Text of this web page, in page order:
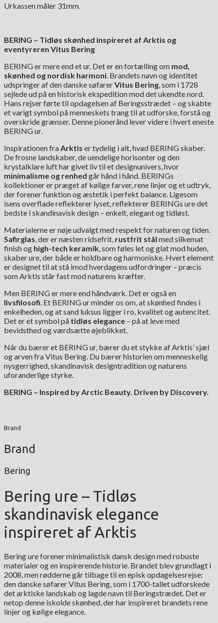
Urkassen måler 31mm.
BERING – Tidløs skønhed inspireret af Arktis og
eventyreren Vitus Bering
BERING er mere end et ur. Det er en fortælling om mod,
skønhed og nordisk harmoni. Brandets navn og identitet
udspringer af den danske søfarerVitus Bering, som i 1728
sejlede ud på en historisk ekspedition mod det ukendte nord.
Hans rejser førte til opdagelsen af Beringsstrædet – og skabte
et varigt symbol på menneskets trang til at udforske, forstå og
overskride grænser. Denne pionerånd lever videre i hvert eneste
BERING ur.
Inspirationen fraArktis er tydelig i alt, hvad BERING skaber.
De frosne landskaber, de uendelige horisonter og den
krystalklare luft har givet liv til et designunivers, hvor
minimalisme og renhed går hånd i hånd. BERINGs
kollektioner er præget af kølige farver, rene linjer og et udtryk,
der forener funktion og æstetik i perfekt balance. Ligesom
isens overflade reflekterer lyset, reflekterer BERINGs ure det
bedste i skandinavisk design – enkelt, elegant og tidløst.
Materialerne er nøje udvalgt med respekt for naturen og tiden.
Safirglas, der er næsten ridsefrit, rustfrit stål med silkemat
finish og high-tech keramik, som føles let og glat mod huden,
skaber ure, der både er holdbare og harmoniske. Hvert element
er designet til at stå imod hverdagens udfordringer – præcis
som Arktis står fast mod naturens kræfter.
Men BERING er mere end håndværk. Det er også en
livsfilosofi. Et BERING ur minder os om, at skønhed findes i
enkelheden, og at sand luksus ligger i ro, kvalitet og autencitet.
Det er et symbol på tidløs elegance – på at leve med
bevidsthed og værdsætte øjeblikket.
Når du bærer et BERING ur, bærer du et stykke af Arktis’ sjæl
og arven fra Vitus Bering. Du bærer historien om menneskelig
nysgerrighed, skandinavisk designtradition og naturens
uforanderlige styrke.
BERING – Inspired by Arctic Beauty. Driven by Discovery.
Brand
Brand
Bering
Bering ure – Tidløs
skandinavisk elegance
inspireret af Arktis
Bering ure forener minimalistisk dansk design med robuste
materialer og en inspirerende historie. Brandet blev grundlagt i
2008, men rødderne går tilbage til en episk opdagelsesrejse:
den danske søfarer Vitus Bering, som i 1700-tallet udforskede
det arktiske landskab og lagde navn til Beringstrædet. Det er
netop denne iskolde skønhed, der har inspireret brandets rene
linjer og kølige elegance.